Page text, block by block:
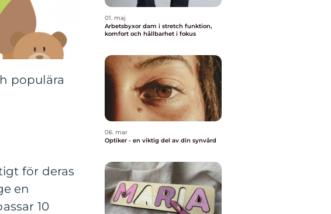
populära
för deras
en
10
01. maj
Arbetsbyxor dam i stretch funktion,
komfort och hållbarhet i fokus
06. mar
Optiker - en viktig del av din synvård